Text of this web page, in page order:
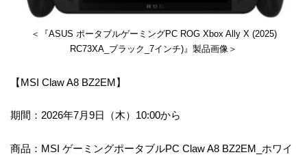
＜『ASUS ポータブルゲーミングPC ROG Xbox Ally X (2025)
RC73XA_ブラック_7インチ)』製品画像＞
【MSI Claw A8 BZ2EM】
期間：2026年7月9日（木）10:00から
商品：MSI ゲーミングポータブルPC Claw A8 BZ2EM_ホワイ